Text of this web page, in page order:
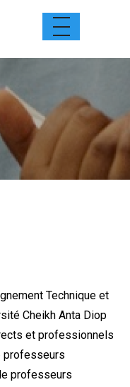
Technique et
Cheikh Anta Diop
et professionnels
professeurs
professeurs